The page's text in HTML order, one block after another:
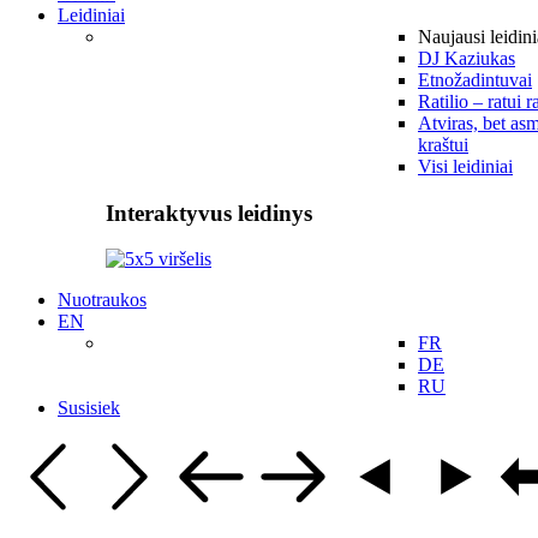
Leidiniai
Naujausi
DJ Kaziukas
Etnožadintuvai
Ratilio – ratui
Atviras, bet
kraštui
Visi leidiniai
Interaktyvus leidinys
Nuotraukos
EN
FR
DE
RU
Susisiek